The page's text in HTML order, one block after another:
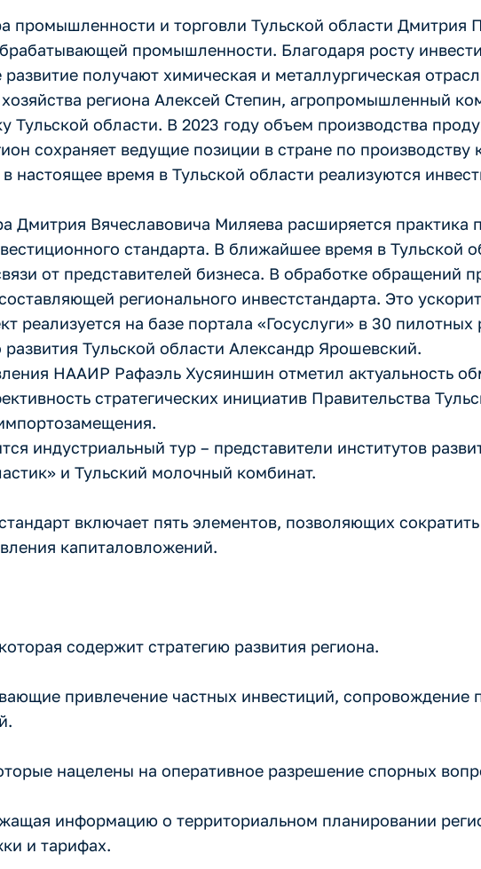
промышленности и торговли Тульской области Дмитрия
промышленности. Благодаря росту
получают химическая и металлургическая
региона Алексей Степин, агропромышленный
Тульской области. В 2023 году объем производства
сохраняет ведущие позиции в стране по производству
настоящее время в Тульской области реализуются
Дмитрия Вячеславовича Миляева расширяется практика
стандарта. В ближайшее время в Тульской
от представителей бизнеса. В обработке обращений
регионального инвестстандарта. Это
реализуется на базе портала «Госуслуги» в 30 пилотных
Тульской области Александр Ярошевский.
НААИР Рафаэль Хусяиншин отметил актуальность
стратегических инициатив Правительства
индустриальный тур – представители институтов
и Тульский молочный комбинат.
включает пять элементов, позволяющих
капиталовложений.
содержит стратегию развития региона.
привлечение частных инвестиций, сопровождение
нацелены на оперативное разрешение спорных
информацию о территориальном планировании
и тарифах.